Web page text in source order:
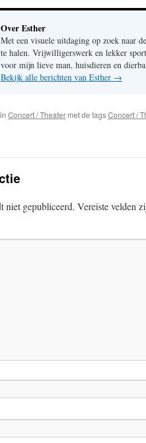
Over Esther
Met een visuele uitdaging op zoek naar
te halen. Vrijwilligerswerk en lekker
voor mijn lieve man, huisdieren en
Bekijk alle berichten van Esther →
Concert / Theater met de tagsConcert /
niet gepubliceerd. Vereiste velden